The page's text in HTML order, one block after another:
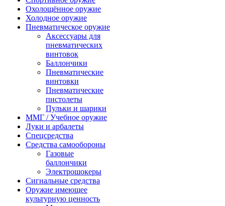
Охолощённое оружие
Холодное оружие
Пневматическое оружие
Аксессуары для
пневматических
винтовок
Баллончики
Пневматические
винтовки
Пневматические
пистолеты
Пульки и шарики
ММГ / Учебное оружие
Луки и арбалеты
Спецсредства
Средства самообороны
Газовые
баллончики
Электрошокеры
Сигнальные средства
Оружие имеющее
культурную ценность